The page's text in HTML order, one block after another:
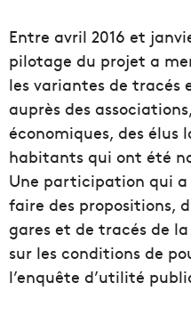
Entre avril 2016 et
pilotage du projet a
les variantes de tracés
auprès des
économiques, des élus
habitants qui ont été
Une participation qui a
faire des propositions,
gares et de tracés de
sur les conditions de
l’enquête d’utilité